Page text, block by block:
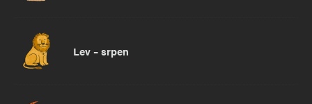
Lev – srpen